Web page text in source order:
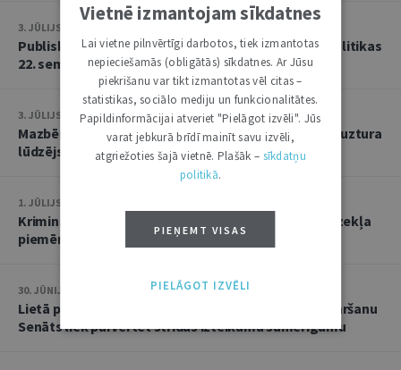
3. JŪLIJS • 18:23
Publisko tiesību institūta konstitucionālās tiesībpolitikas
22. seminārs
3. JŪLIJS • 14:45
Mazbērniem nav pienākuma uzturēt vecvecākus, ja uztura
lūdzējs nav par viņiem rūpējies
1. JŪLIJS • 17:38
Kriminālsoda un medicīniska rakstura piespiedu līdzekļa
piemērošana savstarpēji viens otru neizslēdz
30. JŪNIJS • 14:58
Lietā par namu pārvaldnieces goda un cieņas aizskaršanu
Senāts liek pārvērtēt strīdus izteikumu samērīgumu
Vietnē izmantojam sīkdatnes
Lai vietne pilnvērtīgi darbotos, tiek izmantotas
nepieciešamās (obligātās) sīkdatnes. Ar Jūsu
piekrišanu var tikt izmantotas vēl citas –
statistikas, sociālo mediju un funkcionalitātes.
Papildinformācijai atveriet "Pielāgot izvēli". Jūs
varat jebkurā brīdī mainīt savu izvēli,
atgriežoties šajā vietnē. Plašāk – sīkdatņu
politikā.
PIEŅEMT VISAS
PIELĀGOT IZVĒLI